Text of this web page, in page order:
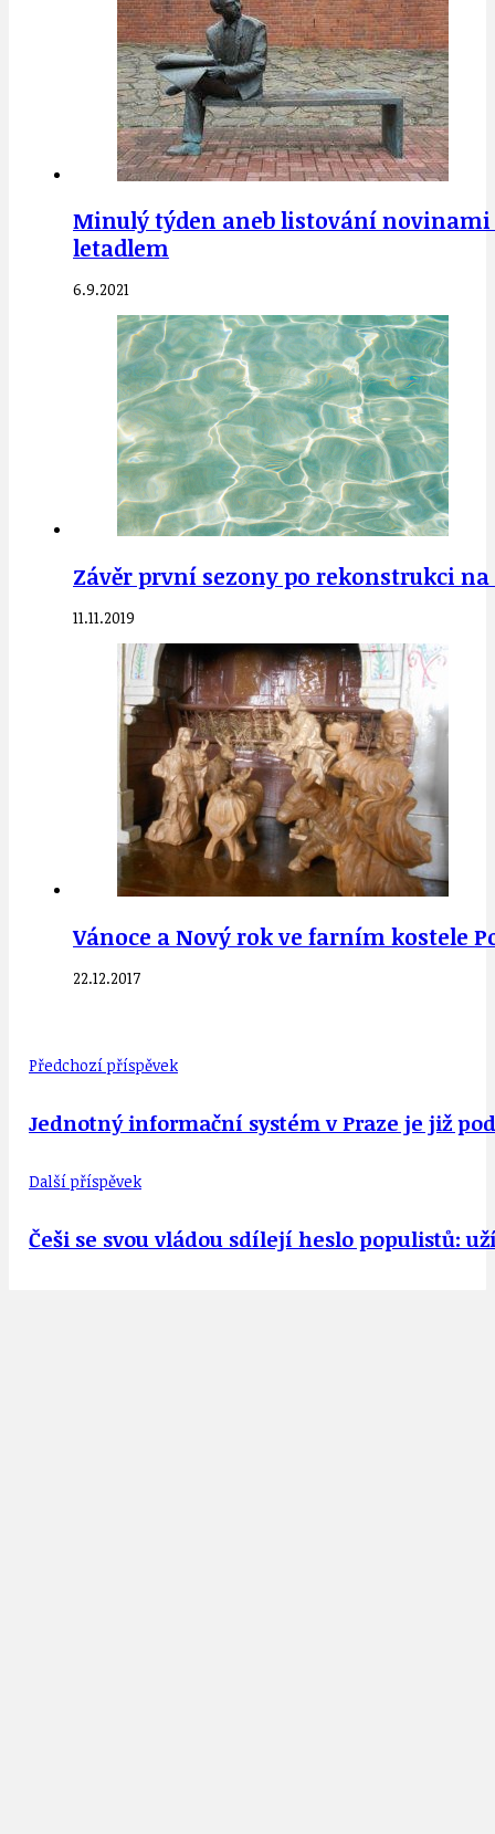
Minulý týden aneb listování novinami
letadlem
6.9.2021
Závěr první sezony po rekonstrukci
11.11.2019
Vánoce a Nový rok ve farním kostele
22.12.2017
Předchozí příspěvek
Jednotný informační systém v Praze je již
Další příspěvek
Češi se svou vládou sdílejí heslo populistů: